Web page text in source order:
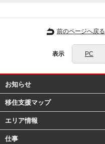
前のページへ戻る
表示 PC
お知らせ
移住支援マップ
エリア情報
仕事